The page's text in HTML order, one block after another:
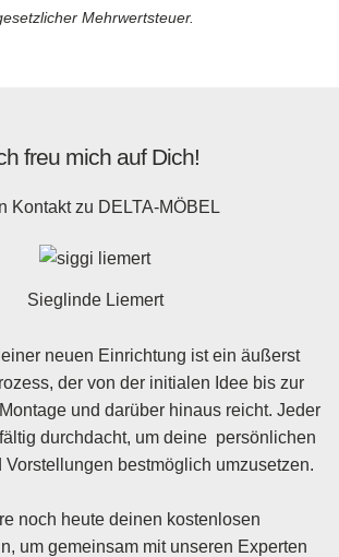
Mehrwertsteuer.
freu mich auf Dich!
Kontakt zu DELTA-MÖBEL
Sieglinde Liemert
neuen Einrichtung ist ein äußerst
der von der initialen Idee bis zur
und darüber hinaus reicht. Jeder
durchdacht, um deine persönlichen
Vorstellungen bestmöglich umzusetzen.
noch heute deinen kostenlosen
um gemeinsam mit unseren Experten